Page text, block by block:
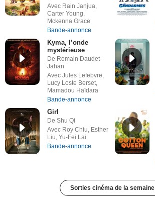
Avec Rain Janjua,
Carter Young,
Mckenna Grace
Bande-annonce
Kyma, l’onde
mystérieuse
De Romain Daudet-
Jahan
Avec Jules Lefebvre,
Lucy Loste Berset,
Mamadou Haïdara
Bande-annonce
Girl
De Shu Qi
Avec Roy Chiu, Esther
Liu, Yu-Fei Lai
Bande-annonce
Sorties cinéma de la semaine